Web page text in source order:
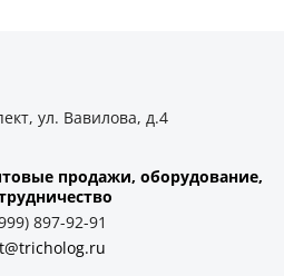
ул. Вавилова, д.4
продажи, оборудование,
897-92-91